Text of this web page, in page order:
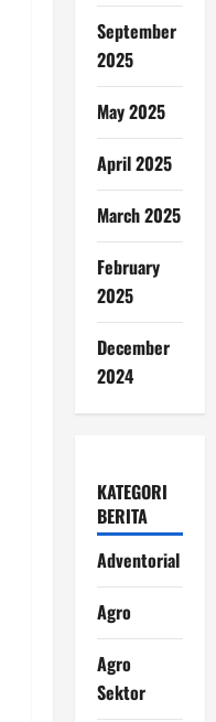
September
2025
May 2025
April 2025
March 2025
February
2025
December
2024
KATEGORI
BERITA
Adventorial
Agro
Agro
Sektor